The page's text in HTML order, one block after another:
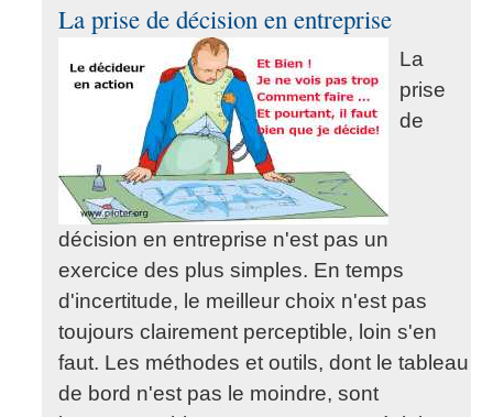
La prise de décision en entreprise
La
prise
de
décision en entreprise n'est pas un
exercice des plus simples. En temps
d'incertitude, le meilleur choix n'est pas
toujours clairement perceptible, loin s'en
faut. Les méthodes et outils, dont le tableau
de bord n'est pas le moindre, sont